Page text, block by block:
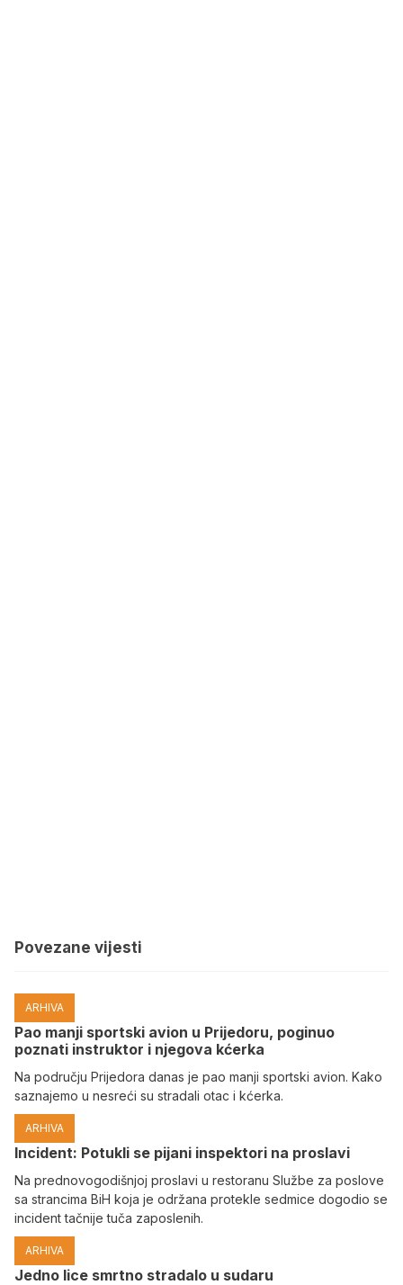
Povezane vijesti
ARHIVA
Pao manji sportski avion u Prijedoru, poginuo
poznati instruktor i njegova kćerka
Na području Prijedora danas je pao manji sportski avion. Kako
saznajemo u nesreći su stradali otac i kćerka.
ARHIVA
Incident: Potukli se pijani inspektori na proslavi
Na prednovogodišnjoj proslavi u restoranu Službe za poslove
sa strancima BiH koja je održana protekle sedmice dogodio se
incident tačnije tuča zaposlenih.
ARHIVA
Јedno lice smrtno stradalo u sudaru